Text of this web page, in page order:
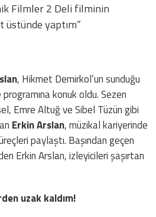
Filmler 2 Deli filminin
yaptım”
, Hikmet Demirkol’un sunduğu
konuk oldu. Sezen
Emre Altuğ ve Sibel Tüzün gibi
Erkin Arslan, müzikal kariyerinde
paylaştı. Başından geçen
Erkin Arslan, izleyicileri şaşırtan
uzak kaldım!